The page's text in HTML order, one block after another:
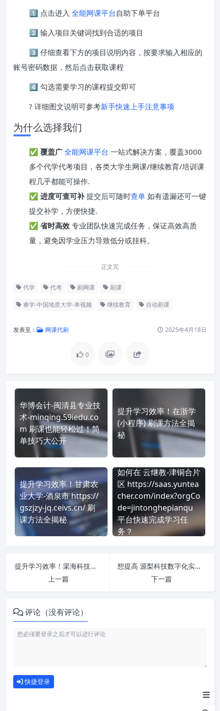
1️⃣ 点击进入 全能网课平台自助下单平台
2️⃣ 输入项目关键词找到合适的项目
3️⃣ 仔细查看下方的项目说明内容，按要求输入相应的
账号密码数据，然后点击获取课程
4️⃣ 勾选需要学习的课程提交即可
? 详细图文说明可参考新手快速上手注意事项
为什么选择我们
✅ 覆盖广 全能网课平台 一站式解决方案，覆盖3000
多个代学代考项目，各类大学生网课/继续教育/培训课
程几乎都能可操作.
✅ 进度可查可补提交后可随时查单 如有遗漏还可一键
提交补学，方便快捷.
✅ 省时高效 专业团队快速完成任务，保证高效高质
量，避免因学业压力导致低分或挂科。
正文完
代学 代考 刷网课 刷课
睿学-中国地质大学-单视频 继续教育 自动刷课
发表至： 网课代刷 2025年4月18日
0
华博会计-闽清县专业技
术-minqing.59iedu.co
m 刷课也能轻松过！简
单技巧大公开
提升学习效率！在浙学
(小程序) 刷课方法全揭
秘
提升学习效率！甘肃农
业大学-酒泉市 https://
gszjzy-jq.ceivs.cn/ 刷
课方法全揭秘
如何在 云继教-津铜合片
区 https://saas.yuntea
cher.com/index?orgCo
de=jintonghepianqu
平台快速完成学习任
务？
提升学习效率！渠海科技数字化实训平台(英华)-单考试 刷课方法全揭秘
上一篇
想提高 源梨科技数字化实训平台(英华)-单视频 刷课效率？看看这些实用技巧
下一篇
评论（没有评论）
快捷登录